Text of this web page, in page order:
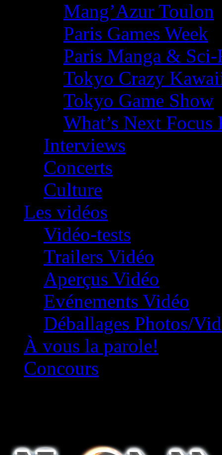
Mang’Azur Toulon
Paris Games Week
Paris Manga &
Tokyo Crazy
Tokyo Game Show
What’s Next
Interviews
Concerts
Culture
Les vidéos
Vidéo-tests
Trailers Vidéo
Aperçus Vidéo
Evénements Vidéo
Déballages Photos/
À vous la parole!
Concours